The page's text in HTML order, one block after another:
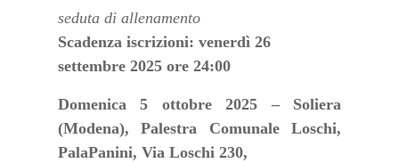
seduta di allenamento
Scadenza iscrizioni: venerdì 26
settembre 2025 ore 24:00
Domenica 5 ottobre 2025 – Soliera
(Modena), Palestra Comunale Loschi,
PalaPanini, Via Loschi 230,